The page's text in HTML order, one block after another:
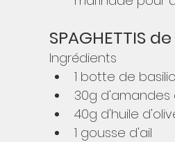
SPAGHETTIS
Ingrédients
1 botte de basilic
30g d'amandes
40g d'huile
1 gousse d'ail